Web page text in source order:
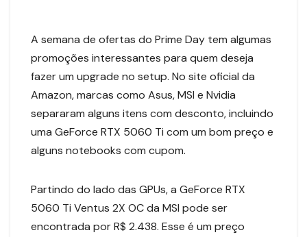
A semana de ofertas do Prime Day tem algumas
promoções interessantes para quem deseja
fazer um upgrade no setup. No site oficial da
Amazon, marcas como Asus, MSI e Nvidia
separaram alguns itens com desconto, incluindo
uma GeForce RTX 5060 Ti com um bom preço e
alguns notebooks com cupom.
Partindo do lado das GPUs, a GeForce RTX
5060 Ti Ventus 2X OC da MSI pode ser
encontrada por R$ 2.438. Esse é um preço